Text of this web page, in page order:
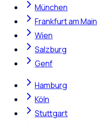
München
Frankfurt am Main
Wien
Salzburg
Genf
Hamburg
Köln
Stuttgart